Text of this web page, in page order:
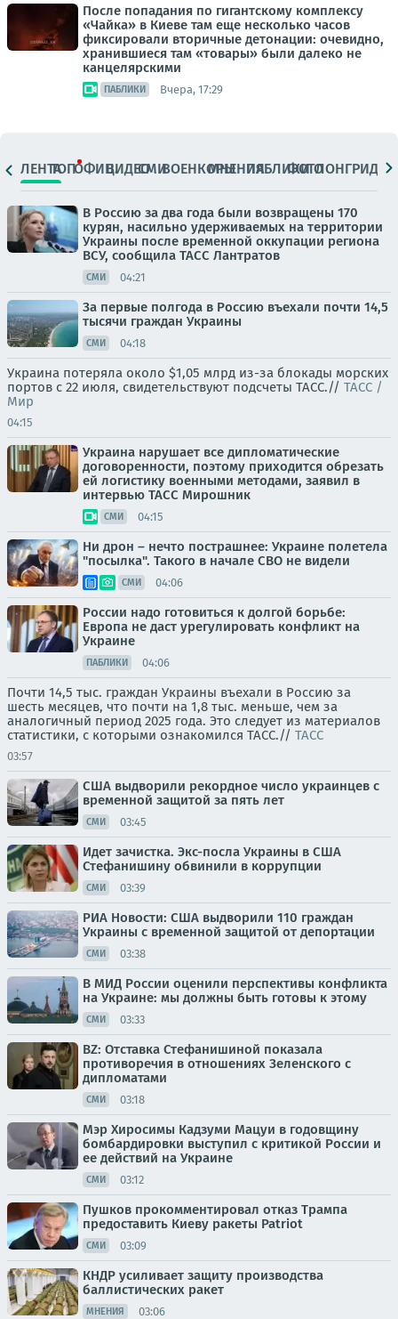
После попадания по гигантскому комплексу
«Чайка» в Киеве там еще несколько часов
фиксировали вторичные детонации: очевидно,
хранившиеся там «товары» были далеко не
канцелярскими
ПАБЛИКИ Вчера, 17:29
ЛЕНТАТОПОФИЦ.ВИДЕОСМИВОЕНКОРЫМНЕНИЯПАБЛИКИ
ФОТОЛОНГРИДЫ
В Россию за два года были возвращены 170
курян, насильно удерживаемых на территории
Украины после временной оккупации региона
ВСУ, сообщила ТАСС Лантратов
СМИ 04:21
За первые полгода в Россию въехали почти 14,5
тысячи граждан Украины
СМИ 04:18
Украина потеряла около $1,05 млрд из-за блокады морских
портов с 22 июля, свидетельствуют подсчеты ТАСС.// ТАСС /
Мир
04:15
Украина нарушает все дипломатические
договоренности, поэтому приходится обрезать
ей логистику военными методами, заявил в
интервью ТАСС Мирошник
СМИ 04:15
Ни дрон – нечто пострашнее: Украине полетела
"посылка". Такого в начале СВО не видели
СМИ 04:06
России надо готовиться к долгой борьбе:
Европа не даст урегулировать конфликт на
Украине
ПАБЛИКИ 04:06
Почти 14,5 тыс. граждан Украины въехали в Россию за
шесть месяцев, что почти на 1,8 тыс. меньше, чем за
аналогичный период 2025 года. Это следует из материалов
статистики, с которыми ознакомился ТАСС.// ТАСС
03:57
США выдворили рекордное число украинцев с
временной защитой за пять лет
СМИ 03:45
Идет зачистка. Экс-посла Украины в США
Стефанишину обвинили в коррупции
СМИ 03:39
РИА Новости: США выдворили 110 граждан
Украины с временной защитой от депортации
СМИ 03:38
В МИД России оценили перспективы конфликта
на Украине: мы должны быть готовы к этому
СМИ 03:33
BZ: Отставка Стефанишиной показала
противоречия в отношениях Зеленского с
дипломатами
СМИ 03:18
Мэр Хиросимы Кадзуми Мацуи в годовщину
бомбардировки выступил с критикой России и
ее действий на Украине
СМИ 03:12
Пушков прокомментировал отказ Трампа
предоставить Киеву ракеты Patriot
СМИ 03:09
КНДР усиливает защиту производства
баллистических ракет
МНЕНИЯ 03:06